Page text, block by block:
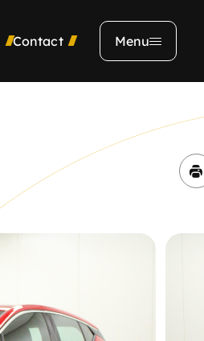
Contact Menu
Kerkendijk 134
5712 EX, Someren
Contact
Showroom